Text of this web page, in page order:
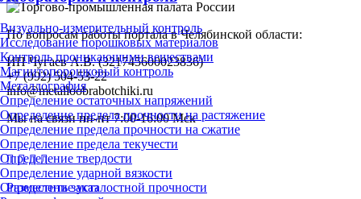
Визуально-измерительный контроль
Исследование порошковых материалов
Контроль проникающими веществами
Магнитопорошковый контроль
Металлография
Определение остаточных напряжений
Определение предела прочности на растяжение
Определение предела прочности на сжатие
Определение предела текучести
Определение твердости
Определение ударной вязкости
Определение усталостной прочности
По вопросам работы портала в Челябинской области:
ИП Чугаев А.В. (321745600023836)
+7 (992) 504-53-22
info@metalloobrabotchiki.ru
Мы на связи пн-пт 7:00-16:00 Мск
Разместить заказ